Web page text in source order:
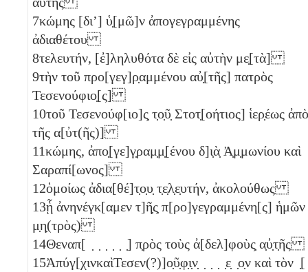
7κώμης [διʼ] ὑ̣[μῶ]ν ἀπογεγραμμένης
ἀδιαθέτου
8τελευτήν, [ἐ]ληλυθότα δὲ εἰς αὐτὴν με̣[τὰ]
9τὴν τοῦ προ[γεγ]ρ̣αμμένου αὐ̣[τῆς] πατρὸς
Τεσενούφιο̣[ς]
10τοῦ Τεσενούφ[ιο]ς̣ τ̣ο̣ῦ̣ Στοτ̣[οήτιος] ἱερ̣έως ἀπὸ
τῆς α[ὐτ(ῆς)]
11κώμης, ἀπο̣[γε]γ̣ραμ̣μ̣[ένου δ]ι̣ὰ̣ Ἀ̣μ̣μωνίου καὶ
Σαραπί[ωνος]
12ὁμοίως ἀδια[θέ]τ̣ο̣υ̣ τ̣ε̣λ̣ε̣υτήν, ἀκολούθως
13ᾗ ἀνηνέγκ[αμεν τ]ῆ̣ς̣ π[ρο]γεγραμμένη[ς] ἡμῶν
μ̣η̣(τρὸς)
14Θεναπ[ ̣ ̣ ̣ ̣ ̣ ̣] π̣ρὸς τοὺς ἀ[δελ]φοὺς̣ α̣ὐ̣τ̣ῆς
15Ἀπύγ[χινκαὶΤεσεν(?)]ο̣ῦ̣φ̣ι̣ν̣ ̣ ̣ ̣ ̣ε̣ ̣ο̣ν καὶ τὸν ̣[